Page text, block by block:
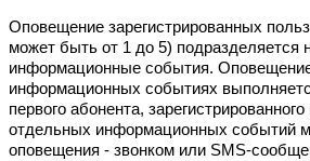
Оповещение зарегистрированных
может быть от 1 до 5) подразделяется
информационные события.
информационных событиях
первого абонента,
отдельных информационных событий
оповещения - звонком или SMS-